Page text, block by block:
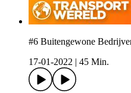
#6 Buitengewone
17-01-2022
45 Min.